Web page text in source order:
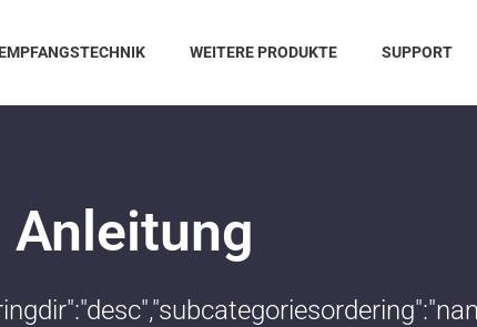
EMPFANGSTECHNIK WEITERE PRODUKTE SUPPORT
Anleitung